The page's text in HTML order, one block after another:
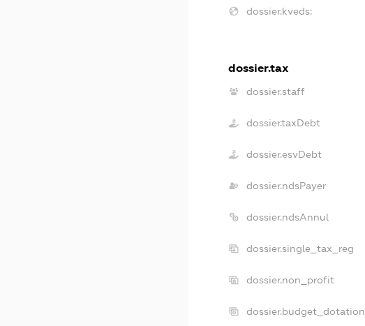
dossier.kveds:
dossier.tax
dossier.staff
dossier.taxDebt
dossier.esvDebt
dossier.ndsPayer
dossier.ndsAnnul
dossier.single_tax_reg
dossier.non_profit
dossier.budget_dotation